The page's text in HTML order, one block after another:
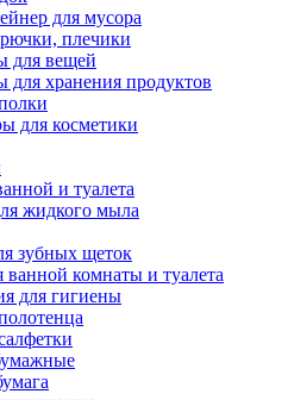
для мусора
плечики
для вещей
для хранения продуктов
для косметики
и туалета
жидкого мыла
зубных щеток
комнаты и туалета
для гигиены